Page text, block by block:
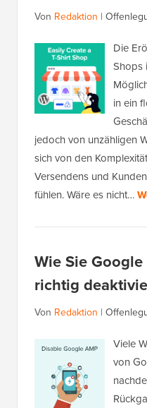
Von Redaktion |
Die
Shops
in ein
jedoch von unzähligen
sich von den
Versendens und
fühlen. Wäre es nicht…
Wie Sie
richtig
Von Redaktion |
Viele
von